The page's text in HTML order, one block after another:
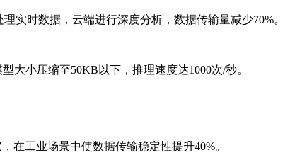
实时数据，云端进行深度分析，数据传输量减少70%。
大小压缩至50KB以下，推理速度达1000次/秒。
在工业场景中使数据传输稳定性提升40%。